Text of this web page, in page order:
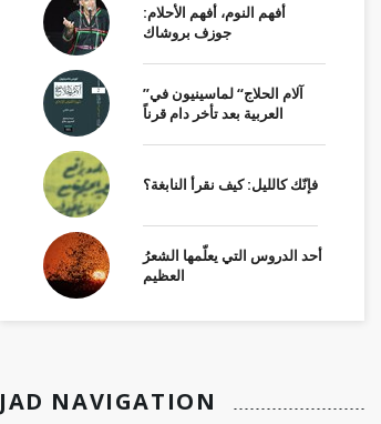
أفهم النوم، أفهم الأحلام:
جوزف بروشاك
”آلام الحلاج“ لماسينيون في
العربية بعد تأخر دام قرناً
فإنّك كالليل: كيف نقرأ النابغة؟
أحد الدروس التي يعلّمها الشعرُ
العظيم
JAD NAVIGATION